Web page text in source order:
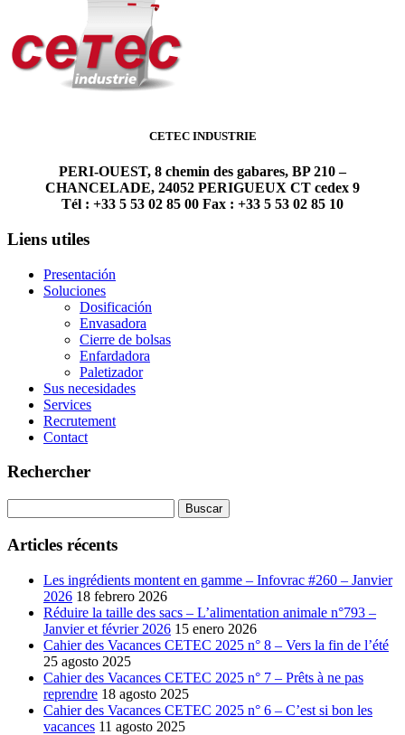
CETEC INDUSTRIE
PERI-OUEST, 8 chemin des gabares, BP 210 –
CHANCELADE, 24052 PERIGUEUX CT cedex 9
Tél : +33 5 53 02 85 00 Fax : +33 5 53 02 85 10
Liens utiles
Presentación
Soluciones
Dosificación
Envasadora
Cierre de bolsas
Enfardadora
Paletizador
Sus necesidades
Services
Recrutement
Contact
Rechercher
Articles récents
Les ingrédients montent en gamme – Infovrac #260 – Janvier
2026 18 febrero 2026
Réduire la taille des sacs – L’alimentation animale n°793 –
Janvier et février 2026 15 enero 2026
Cahier des Vacances CETEC 2025 n° 8 – Vers la fin de l’été
25 agosto 2025
Cahier des Vacances CETEC 2025 n° 7 – Prêts à ne pas
reprendre 18 agosto 2025
Cahier des Vacances CETEC 2025 n° 6 – C’est si bon les
vacances 11 agosto 2025